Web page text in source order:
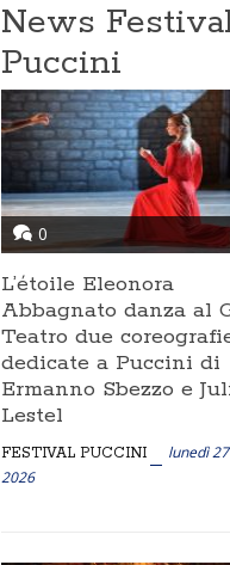
News
Puccini
0
L’étoile Eleonora
Abbagnato danza al
Teatro due
dedicate a Puccini di
Ermanno Sbezzo e
Lestel
FESTIVAL PUCCINI
lunedì
2026